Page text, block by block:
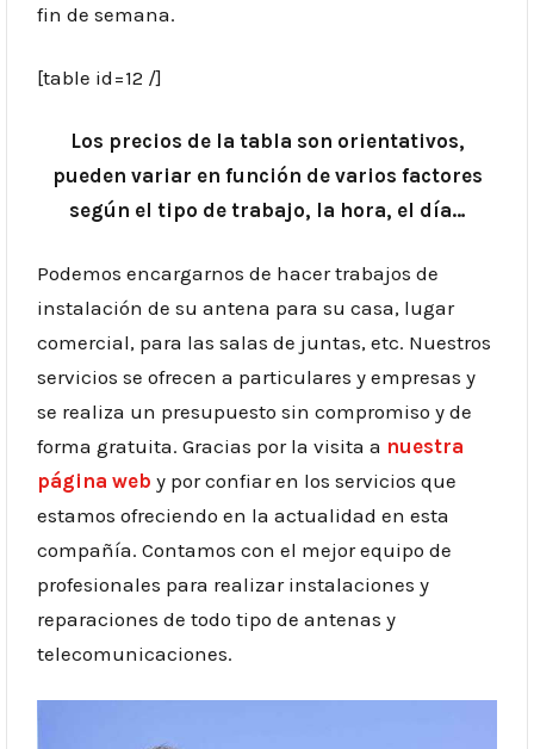
fin de semana.
[table id=12 /]
Los precios de la tabla son orientativos,
pueden variar en función de varios factores
según el tipo de trabajo, la hora, el día…
Podemos encargarnos de hacer trabajos de
instalación de su antena para su casa, lugar
comercial, para las salas de juntas, etc. Nuestros
servicios se ofrecen a particulares y empresas y
se realiza un presupuesto sin compromiso y de
forma gratuita. Gracias por la visita a nuestra
página web y por confiar en los servicios que
estamos ofreciendo en la actualidad en esta
compañía. Contamos con el mejor equipo de
profesionales para realizar instalaciones y
reparaciones de todo tipo de antenas y
telecomunicaciones.